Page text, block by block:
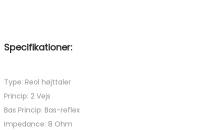
Specifikationer:
Type: Reol højttaler
Princip: 2 Vejs
Bas Princip: Bas-reflex
Impedance: 8 Ohm